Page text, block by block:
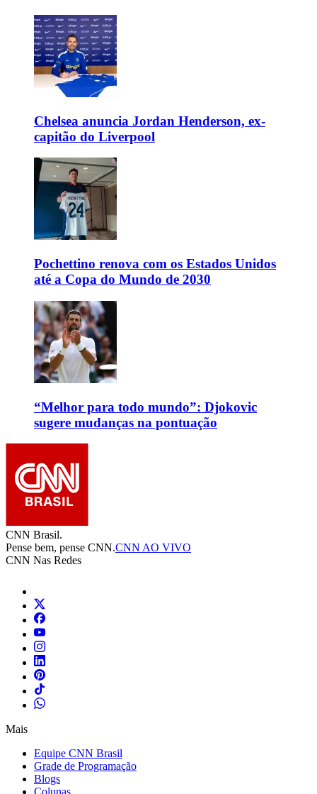
Chelsea anuncia Jordan Henderson, ex-
capitão do Liverpool
Pochettino renova com os Estados Unidos
até a Copa do Mundo de 2030
“Melhor para todo mundo”: Djokovic
sugere mudanças na pontuação
CNN Brasil.
Pense bem, pense CNN.CNN AO VIVO
CNN Nas Redes
Mais
Equipe CNN Brasil
Grade de Programação
Blogs